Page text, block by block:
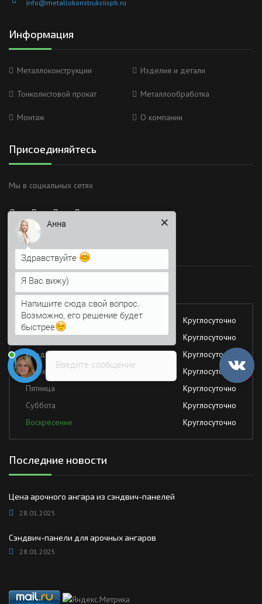
info@metallokonstrukciispb.ru
Информация
Металлоконструкции Изделия и детали
Тонколистовой прокат Металлообработка
Монтаж О компании
Присоединяйтесь
Мы в социальных сетях
Время работы
Работаем без обеда и выходных
Понедельник
Круглосуточно
Вторник
Круглосуточно
Среда
Круглосуточно
Четверг
Круглосуточно
Пятница
Круглосуточно
Суббота
Круглосуточно
Воскресение
Круглосуточно
Последние новости
Цена арочного ангара из сэндвич-панелей
28.01.2025
Сэндвич-панели для арочных ангаров
28.01.2025
Введите сообщение
Анна
Здравствуйте
Я Вас вижу)
Напишите сюда свой вопрос.
Возможно, его решение будет
быстрее